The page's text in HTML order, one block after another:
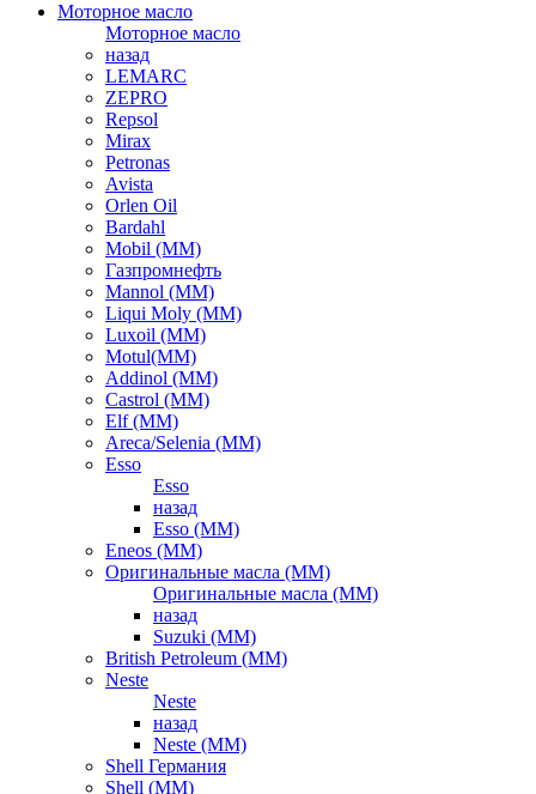
Моторное масло
Моторное масло
назад
LEMARC
ZEPRO
Repsol
Mirax
Petronas
Avista
Orlen Oil
Bardahl
Mobil (ММ)
Газпромнефть
Mannol (ММ)
Liqui Moly (ММ)
Luxoil (ММ)
Motul(ММ)
Addinol (ММ)
Castrol (ММ)
Elf (ММ)
Areca/Selenia (ММ)
Esso
Esso
назад
Esso (ММ)
Eneos (ММ)
Оригинальные масла (ММ)
Оригинальные масла (ММ)
назад
Suzuki (ММ)
British Petroleum (ММ)
Neste
Neste
назад
Neste (ММ)
Shell Германия
Shell (ММ)